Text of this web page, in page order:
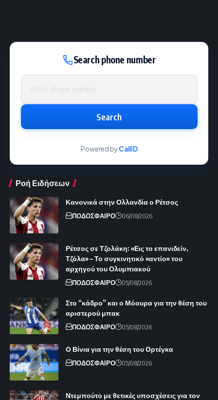
Search phone number
Phone number
Search
Powered byCallID
Ροή Ειδήσεων
Κανονικά στην Ολλανδία ο Ρέτσος
ΠΟΔΟΣΦΑΙΡΟ 06/08/2026
Ρέτσος σε Τζολάκη: «Εις το επανιδείν,
Τζόλα» – Το συγκινητικό «αντίο» του
αρχηγού του Ολυμπιακού
ΠΟΔΟΣΦΑΙΡΟ 05/08/2026
Στο “κάδρο” και ο Μόουρα για την θέση του
αριστερού μπακ
ΠΟΔΟΣΦΑΙΡΟ 05/08/2026
Ο Βίνια για την θέση του Ορτέγκα
ΠΟΔΟΣΦΑΙΡΟ 05/08/2026
Ντεμπούτο με θετικές υποσχέσεις για τον